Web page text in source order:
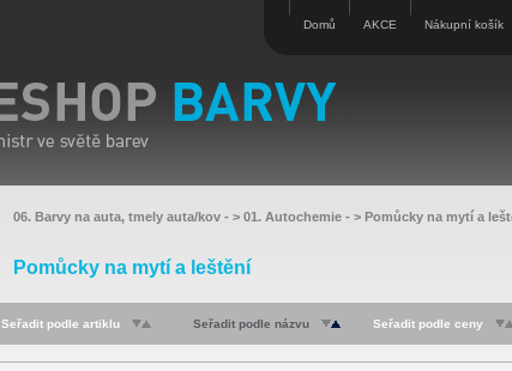
Domů AKCE Nákupní košík
06. Barvy na auta, tmely auta/kov - > 01. Autochemie - > Pomůcky na mytí a
Pomůcky na mytí a leštění
Seřadit podle artiklu Seřadit podle názvu Seřadit podle ceny